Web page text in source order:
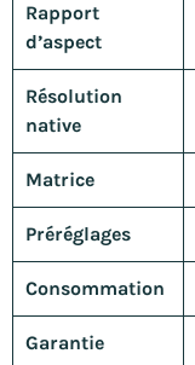
Rapport
d’aspect
Résolution
native
Matrice
Préréglages
Consommation
Garantie